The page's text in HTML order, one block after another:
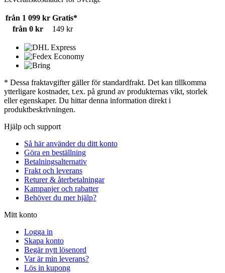
från 1 099 kr Gratis*
från 0 kr
149 kr
* Dessa fraktavgifter gäller för standardfrakt. Det kan tillkomma
ytterligare kostnader, t.ex. på grund av produkternas vikt, storlek
eller egenskaper. Du hittar denna information direkt i
produktbeskrivningen.
Hjälp och support
Så här använder du ditt konto
Göra en beställning
Betalningsalternativ
Frakt och leverans
Returer & återbetalningar
Kampanjer och rabatter
Behöver du mer hjälp?
Mitt konto
Logga in
Skapa konto
Begär nytt lösenord
Var är min leverans?
Lös in kupong